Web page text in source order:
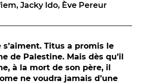
Jacky Ido, Ève Pereur
Titus a promis le
de Palestine. Mais dès qu’il
à la mort de son père, il
ne voudra jamais d’une